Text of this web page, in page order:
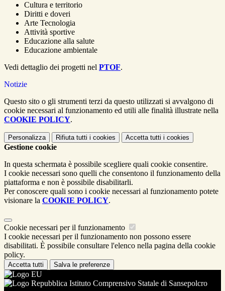
Cultura e territorio
Diritti e doveri
Arte Tecnologia
Attività sportive
Educazione alla salute
Educazione ambientale
Vedi dettaglio dei progetti nel PTOF.
Notizie
Questo sito o gli strumenti terzi da questo utilizzati si avvalgono di
cookie necessari al funzionamento ed utili alle finalità illustrate nella
COOKIE POLICY.
Personalizza Rifiuta tutti i cookies Accetta tutti i cookies
Gestione cookie
In questa schermata è possibile scegliere quali cookie consentire.
I cookie necessari sono quelli che consentono il funzionamento della
piattaforma e non è possibile disabilitarli.
Per conoscere quali sono i cookie necessari al funzionamento potete
visionare la COOKIE POLICY.
Cookie necessari per il funzionamento
I cookie necessari per il funzionamento non possono essere
disabilitati. È possibile consultare l'elenco nella pagina della cookie
policy.
Accetta tutti Salva le preferenze
Istituto Comprensivo Statale di Sansepolcro